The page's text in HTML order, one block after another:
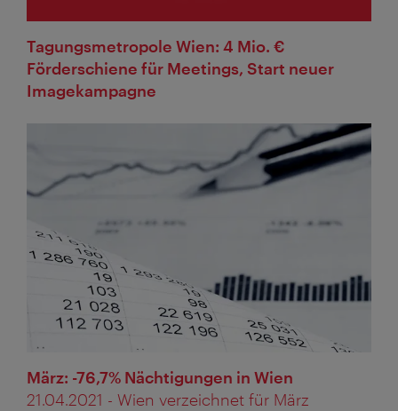
Tagungsmetropole Wien: 4 Mio. €
Förderschiene für Meetings, Start neuer
Imagekampagne
März: -76,7% Nächtigungen in Wien
21.04.2021 - Wien verzeichnet für März